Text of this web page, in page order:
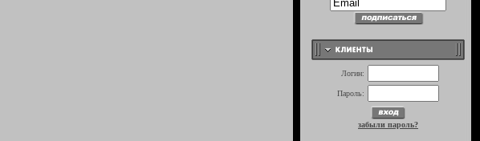
Логин:
Пароль:
забыли пароль?